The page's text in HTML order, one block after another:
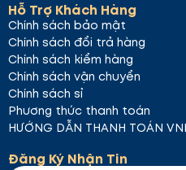
Le TONIQUE
cung cấp dưỡng chất
trong chu trình chăm sóc
Hỗ Trợ Khách Hàng
Chính sách bảo mật
Chính sách đổi trả hàng
Chính sách kiểm hàng
Chính sách vận chuyển
Chính sách sỉ
Phương thức thanh toán
HƯỚNG DẪN THANH TOÁN
Đăng Ký Nhận Tin